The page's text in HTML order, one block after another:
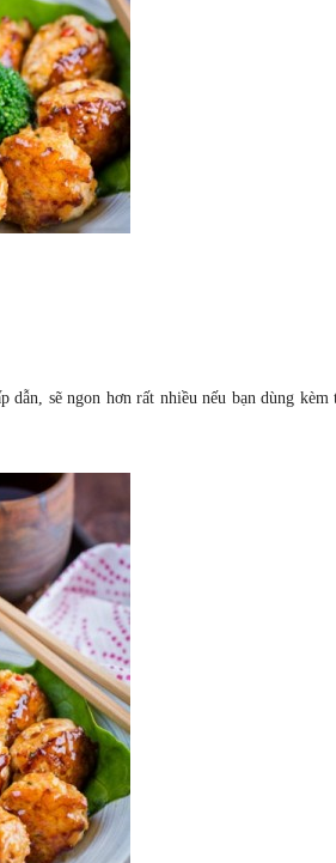
sẽ ngon hơn rất nhiều nếu bạn dùng kèm